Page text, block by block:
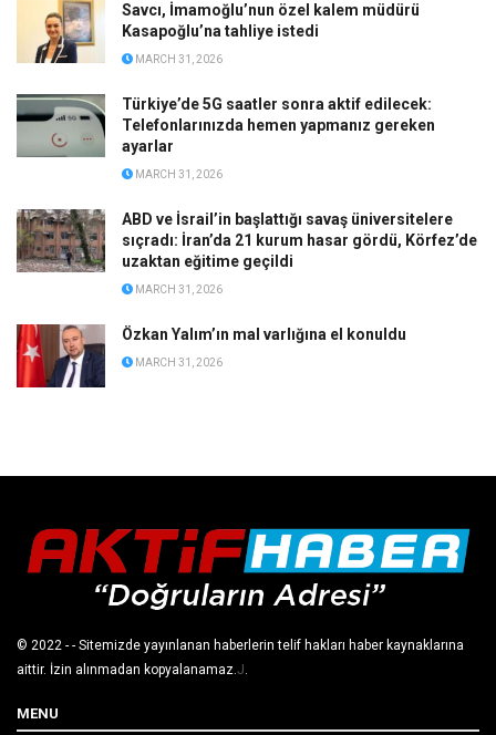
Savcı, İmamoğlu’nun özel kalem müdürü
Kasapoğlu’na tahliye istedi
MARCH 31, 2026
Türkiye’de 5G saatler sonra aktif edilecek:
Telefonlarınızda hemen yapmanız gereken
ayarlar
MARCH 31, 2026
ABD ve İsrail’in başlattığı savaş üniversitelere
sıçradı: İran’da 21 kurum hasar gördü, Körfez’de
uzaktan eğitime geçildi
MARCH 31, 2026
Özkan Yalım’ın mal varlığına el konuldu
MARCH 31, 2026
© 2022 - - Sitemizde yayınlanan haberlerin telif hakları haber kaynaklarına
aittir. İzin alınmadan kopyalanamaz. J
MENU